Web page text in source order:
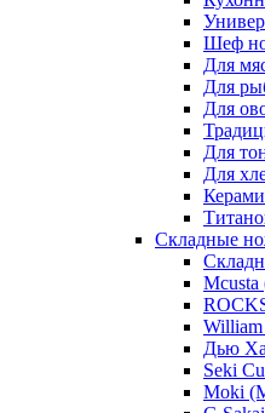
Шеф
Для
Для
Для
Для
Для
Складные
Mcusta
Дью
Seki
Moki